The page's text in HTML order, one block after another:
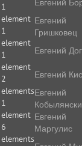
1
element
1
element
1
element
2
elements
1
element
6
elements
Евгений
Евгений
Гришковец
Евгений
Евгений
Евгений
Евгений
Маргулис